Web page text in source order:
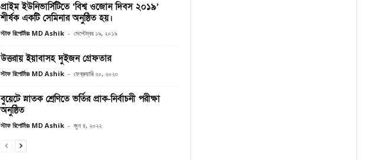
প্রাইম ইউনিভার্সিটিতে ‘বিশ্ব ওজোন দিবস ২০১৯’
শীর্ষক একটি সেমিনার অনুষ্ঠিত হয়।
স্টাফ রিপোর্টারঃ MD Ashik - সেপ্টেম্বর ১৯, ২০১৯
উত্তরায় ইয়াবাসহ দুইজন গ্রেফতার
স্টাফ রিপোর্টারঃ MD Ashik - ফেব্রুয়ারি ২০, ২০২০
বুয়েটে স্নাতক শ্রেণিতে ভর্তির প্রাক-নির্বাচনী পরীক্ষা
অনুষ্ঠিত
স্টাফ রিপোর্টারঃ MD Ashik - জুন ৪, ২০২২